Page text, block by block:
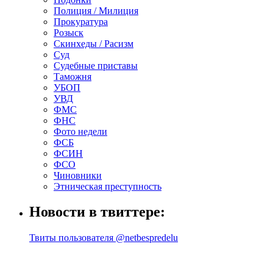
Полиция / Милиция
Прокуратура
Розыск
Скинхеды / Расизм
Суд
Судебные приставы
Таможня
УБОП
УВД
ФМС
ФНС
Фото недели
ФСБ
ФСИН
ФСО
Чиновники
Этническая преступность
Новости в твиттере:
Твиты пользователя @netbespredelu